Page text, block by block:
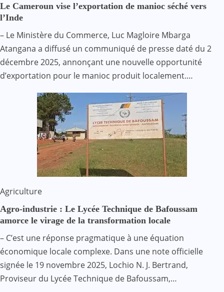
Le Cameroun vise l’exportation de manioc séché vers
l’Inde
– Le Ministère du Commerce, Luc Magloire Mbarga
Atangana a diffusé un communiqué de presse daté du 2
décembre 2025, annonçant une nouvelle opportunité
d’exportation pour le manioc produit localement.…
Agriculture
Agro-industrie : Le Lycée Technique de Bafoussam
amorce le virage de la transformation locale
– C’est une réponse pragmatique à une équation
économique locale complexe. Dans une note officielle
signée le 19 novembre 2025, Lochio N. J. Bertrand,
Proviseur du Lycée Technique de Bafoussam,…